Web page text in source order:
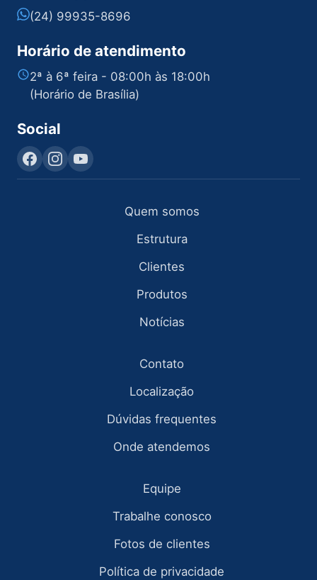
(24) 99935-8696
Horário de atendimento
2ª à 6ª feira - 08:00h às 18:00h
(Horário de Brasília)
Social
Quem somos
Estrutura
Clientes
Produtos
Notícias
Contato
Localização
Dúvidas frequentes
Onde atendemos
Equipe
Trabalhe conosco
Fotos de clientes
Política de privacidade